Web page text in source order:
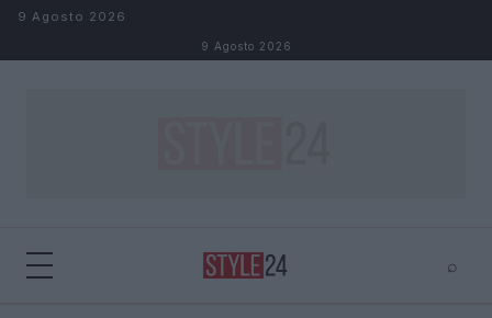
Salta al contenuto
9 Agosto 2026
9 Agosto 2026
⌕